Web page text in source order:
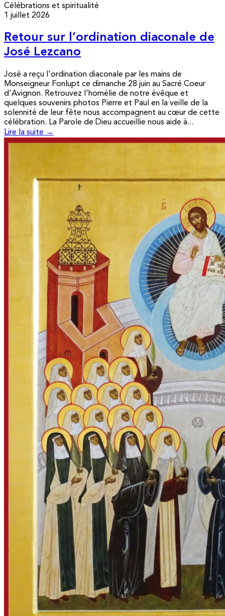
Célébrations et spiritualité
1 juillet 2026
Retour sur l’ordination diaconale de
José Lezcano
José a reçu l'ordination diaconale par les mains de
Monseigneur Fonlupt ce dimanche 28 juin au Sacré Coeur
d'Avignon. Retrouvez l'homélie de notre évêque et
quelques souvenirs photos Pierre et Paul en la veille de la
solennité de leur fête nous accompagnent au cœur de cette
célébration. La Parole de Dieu accueillie nous aide à...
Lire la suite →